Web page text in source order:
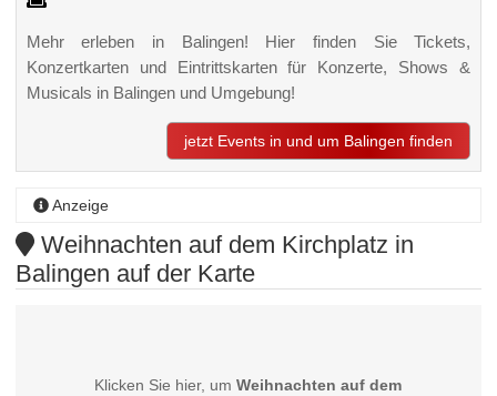
Mehr erleben in Balingen! Hier finden Sie Tickets,
Konzertkarten und Eintrittskarten für Konzerte, Shows &
Musicals in Balingen und Umgebung!
jetzt Events in und um Balingen finden
Anzeige
Weihnachten auf dem Kirchplatz in
Balingen auf der Karte
Klicken Sie hier, umWeihnachten auf dem